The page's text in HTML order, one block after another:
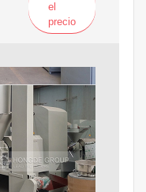
el
precio